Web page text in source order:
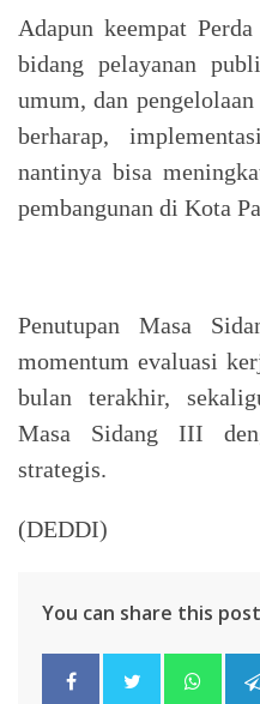
Adapun keempat
bidang pelayanan
umum, dan
berharap,
nantinya bisa
pembangunan di Kota
Penutupan Masa
momentum evaluasi
bulan terakhir,
Masa Sidang III
strategis.
(DEDDI)
You can share this